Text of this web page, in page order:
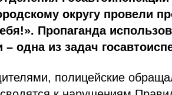
округу провели
Пропаганда
– одна из задач
полицейские